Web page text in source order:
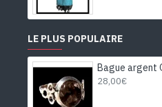
LE PLUS POPULAIRE
28,00€